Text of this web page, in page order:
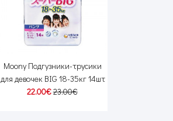
Moony Подгузники-трусики
для девочек BIG 18-35кг 14шт
22.00€23.00€